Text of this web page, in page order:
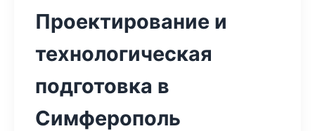
Проектирование и
технологическая
подготовка в
Симферополь